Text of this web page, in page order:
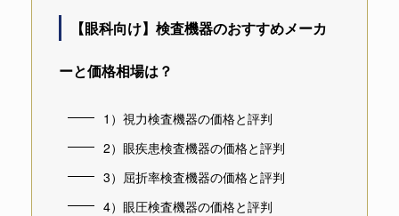
【眼科向け】検査機器のおすすめメーカ
ーと価格相場は？
1）視力検査機器の価格と評判
2）眼疾患検査機器の価格と評判
3）屈折率検査機器の価格と評判
4）眼圧検査機器の価格と評判